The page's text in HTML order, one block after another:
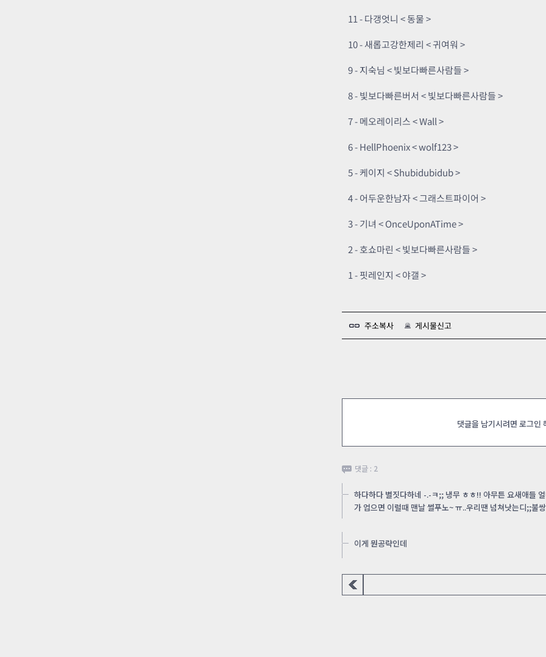
11 - 다갱엇니 < 동물 >
10 - 새롭고강한제리 < 귀여워 >
9 - 지숙님 < 빛보다빠른사람들 >
8 - 빛보다빠른버서 < 빛보다빠른사람들 >
7 - 메오레이리스 < Wall >
6 - HellPhoenix < wolf123 >
5 - 케이지 < Shubidubidub >
4 - 어두운한남자 < 그래스트파이어 >
3 - 기녀 < OnceUponATime >
2 - 호쇼마린 < 빛보다빠른사람들 >
1 - 핏레인지 < 야갤 >
주소복사 게시물신고
댓글을 남기시려면 로그인
댓글 : 2
하다하다 별짓다하네 -.-ㅋ;; 냉무 ㅎㅎ!! 아무튼 요새애들
가 업으면 이럴때 맨날 썰푸노~ ㅠ..우리땐 넘쳐낫는디;;불
이게 뭔공략인데